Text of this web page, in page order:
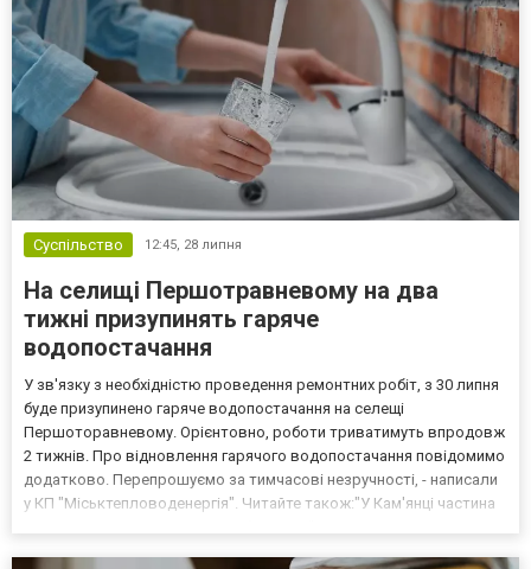
Суспільство 12:45, 28 липня
На селищі Першотравневому на два
тижні призупинять гаряче
водопостачання
У зв'язку з необхідністю проведення ремонтних робіт, з 30 липня
буде призупинено гаряче водопостачання на селещі
Першоторавневому. Орієнтовно, роботи триватимуть впродовж
2 тижнів. Про відновлення гарячого водопостачання повідомимо
додатково. Перепрошуємо за тимчасові незручності, - написали
у КП "Міськтепловоденергія". Читайте також:"У Кам'янці частина